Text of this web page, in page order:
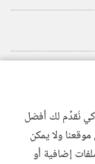
كي نُقدِّم لك أفضل
ولا يمكن
إضافية أو